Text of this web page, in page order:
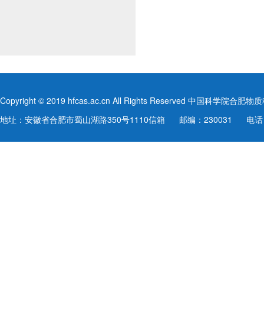
Copyright © 2019 hfcas.ac.cn All Rights Reserved 中国科学院合肥物
地址：安徽省合肥市蜀山湖路350号1110信箱
邮编：230031 电